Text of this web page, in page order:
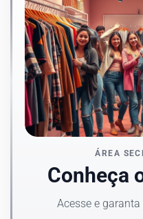
ÁREA
Conheça
Acesse e